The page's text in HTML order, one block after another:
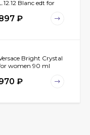
Blanc edt for
₽
Bright Crystal
women 90 ml
₽